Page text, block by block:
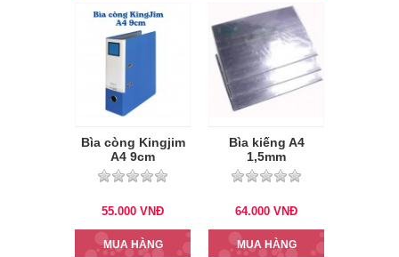
Bìa còng Kingjim
A4 9cm
55.000 VNĐ
MUA HÀNG
Bìa kiếng A4
1,5mm
64.000 VNĐ
MUA HÀNG